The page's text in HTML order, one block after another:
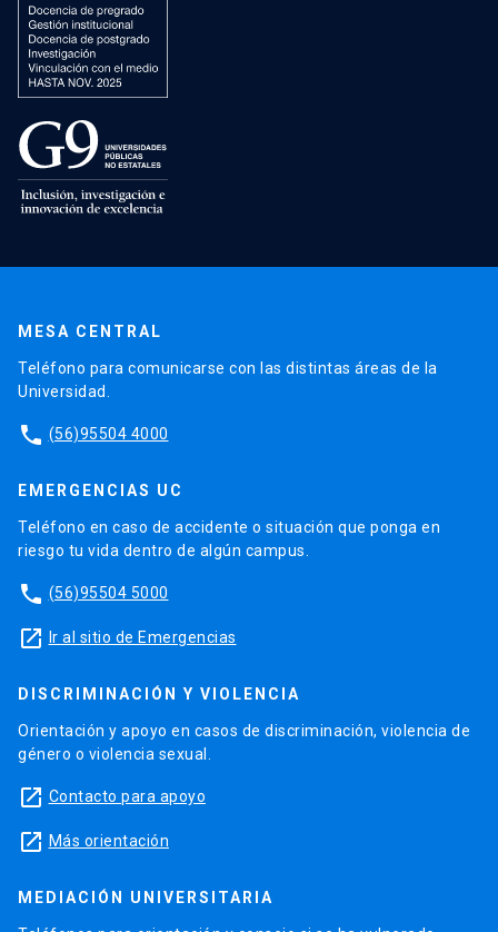
MESA CENTRAL
Teléfono para comunicarse con las distintas áreas de la
Universidad.
phone (56)95504 4000
EMERGENCIAS UC
Teléfono en caso de accidente o situación que ponga en
riesgo tu vida dentro de algún campus.
phone (56)95504 5000
launch Ir al sitio de Emergencias
DISCRIMINACIÓN Y VIOLENCIA
Orientación y apoyo en casos de discriminación, violencia de
género o violencia sexual.
launch Contacto para apoyo
launch Más orientación
MEDIACIÓN UNIVERSITARIA